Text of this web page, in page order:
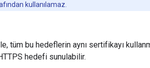
kullanılamaz.
tüm bu hedeflerin aynı sertifikayı
hedefi sunulabilir.